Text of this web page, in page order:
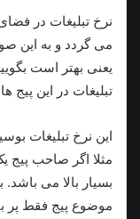
نرخ تبلیغات در
می گردد و به این
یعنی بهتر است
تبلیغات در این پیج
این نرخ تبلیغات
مثلا اگر صاحب پیج
بسیار بالا می باشد.
موضوع پیج فقط پر